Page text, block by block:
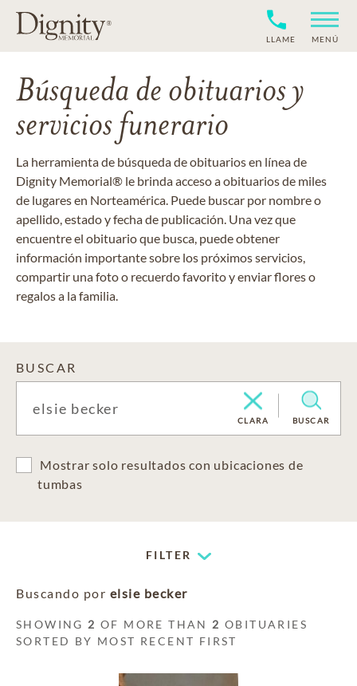
LLAME MENÚ
Búsqueda de obituarios y
servicios funerario
La herramienta de búsqueda de obituarios en línea de
Dignity Memorial® le brinda acceso a obituarios de miles
de lugares en Norteamérica. Puede buscar por nombre o
apellido, estado y fecha de publicación. Una vez que
encuentre el obituario que busca, puede obtener
información importante sobre los próximos servicios,
compartir una foto o recuerdo favorito y enviar flores o
regalos a la familia.
BUSCAR
CLARA BUSCAR
Mostrar solo resultados con ubicaciones de
tumbas
FILTER
Buscando por elsie becker
SHOWING 2 OF MORE THAN 2 OBITUARIES
SORTED BY MOST RECENT FIRST